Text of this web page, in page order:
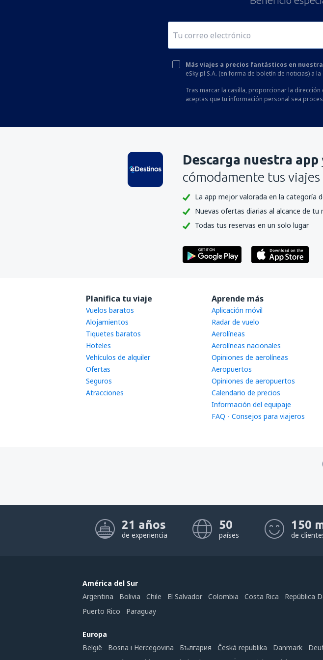
Enviar
Más viajes a precios fantásticos en
eSky.pl S.A. (en forma de boletín de noticias) a
Tras marcar la casilla, proporcionar la
aceptas que tu información personal sea
Descarga nuestra app
cómodamente tus viajes
La app mejor valorada en la categoría
Nuevas ofertas diarias al alcance de tu
Todas tus reservas en un solo lugar
Planifica tu viaje
Vuelos baratos
Alojamientos
Tiquetes baratos
Hoteles
Vehículos de alquiler
Ofertas
Seguros
Atracciones
Aprende más
Aplicación móvil
Radar de vuelo
Aerolíneas
Aerolíneas nacionales
Opiniones de aerolíneas
Aeropuertos
Opiniones de aeropuertos
Calendario de precios
Información del equipaje
FAQ - Consejos para viajeros
21 años
de experiencia
50
países
150
de
América del Sur
Argentina
Bolivia Chile El Salvador Colombia Costa Rica República
Puerto Rico
Paraguay
Europa
België
Bosna i Hercegovina България Česká republika Danmark